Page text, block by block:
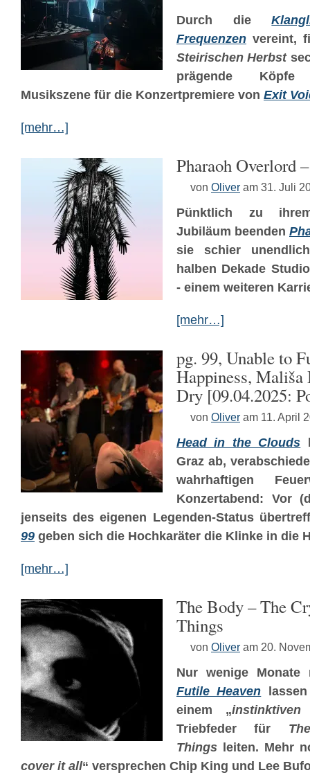
Durch die
Frequenzen vereint,
Steirischen Herbst
prägende
Musikszene für die Konzertpremiere von Exit
[mehr…]
Pharaoh Overlord
von Oliver am 31. Juli
Pünktlich zu
Jubiläum beenden
sie schier
halben Dekade
- einem weiteren
[mehr…]
pg. 99, Unable to
Happiness, Mališa
Dry [09.04.2025:
von Oliver am 11. April
Head in the Clouds
Graz ab,
wahrhaftigen
Konzertabend: Vor
jenseits des eigenen Legenden-Status
99 geben sich die Hochkaräter die Klinke in die
[mehr…]
The Body – The
Things
von Oliver am 20.
Nur wenige
Futile Heaven
einem „instinktiven
Triebfeder für
Things
leiten. Mehr
cover it all“ versprechen Chip King und Lee